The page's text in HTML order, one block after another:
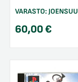
VARASTO: JOENSUU
60,00€